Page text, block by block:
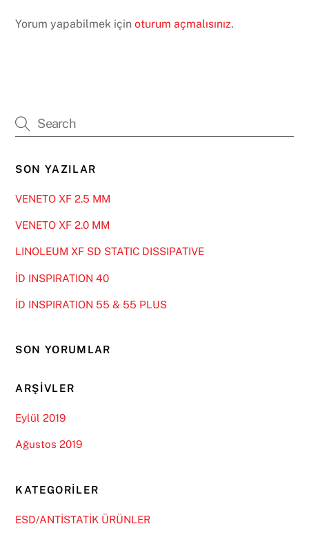
Yorum yapabilmek içinoturum açmalısınız.
SON YAZILAR
VENETO XF 2.5 MM
VENETO XF 2.0 MM
LINOLEUM XF SD STATIC DISSIPATIVE
İD INSPIRATION 40
İD INSPIRATION 55 & 55 PLUS
SON YORUMLAR
ARŞIVLER
Eylül 2019
Ağustos 2019
KATEGORILER
ESD/ANTİSTATİK ÜRÜNLER